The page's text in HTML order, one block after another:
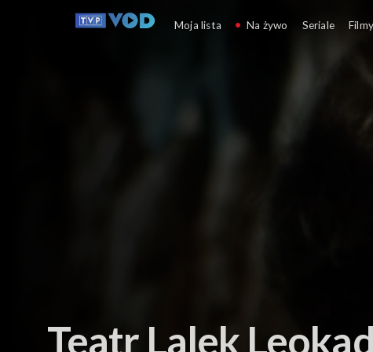
Teatr Lalek
Moja lista Na żywo Seriale Filmy